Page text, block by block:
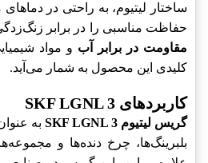
ساختار لیتیوم، به راحتی در
حفاظت مناسبی را در برابر
مقاومت در برابر آب و مواد
کلیدی این محصول به شمار می‌آید.
کاربردهای SKF LGNL 3
گریس لیتیوم SKF LGNL 3
به
بلبرینگ‌ها، چرخ دنده‌ها و